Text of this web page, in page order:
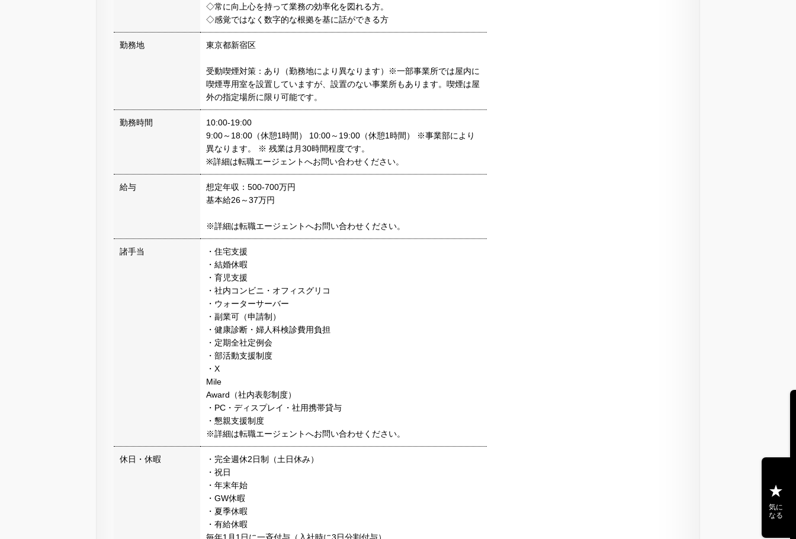
◇常に向上心を持って業務の効率化を図れる方。
◇感覚ではなく数字的な根拠を基に話ができる方
勤務地 東京都新宿区
受動喫煙対策：あり（勤務地により異なります）※一部事業所では屋内に
喫煙専用室を設置していますが、設置のない事業所もあります。喫煙は屋
外の指定場所に限り可能です。
勤務時間
10:00-19:00
9:00～18:00（休憩1時間） 10:00～19:00（休憩1時間） ※事業部により
異なります。 ※ 残業は月30時間程度です。
※詳細は転職エージェントへお問い合わせください。
給与
想定年収：500-700万円
基本給26～37万円
※詳細は転職エージェントへお問い合わせください。
諸手当
・住宅支援
・結婚休暇
・育児支援
・社内コンビニ・オフィスグリコ
・ウォーターサーバー
・副業可（申請制）
・健康診断・婦人科検診費用負担
・定期全社定例会
・部活動支援制度
・X
Mile
Award（社内表彰制度）
・PC・ディスプレイ・社用携帯貸与
・懇親支援制度
※詳細は転職エージェントへお問い合わせください。
休日・休暇
・完全週休2日制（土日休み）
・祝日
・年末年始
・GW休暇
・夏季休暇
・有給休暇
気に
なる